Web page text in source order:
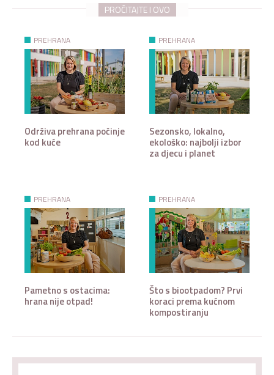
PROČITAJTE I OVO
PREHRANA
Održiva prehrana počinje
kod kuće
PREHRANA
Sezonsko, lokalno,
ekološko: najbolji izbor
za djecu i planet
PREHRANA
Pametno s ostacima:
hrana nije otpad!
PREHRANA
Što s biootpadom? Prvi
koraci prema kućnom
kompostiranju